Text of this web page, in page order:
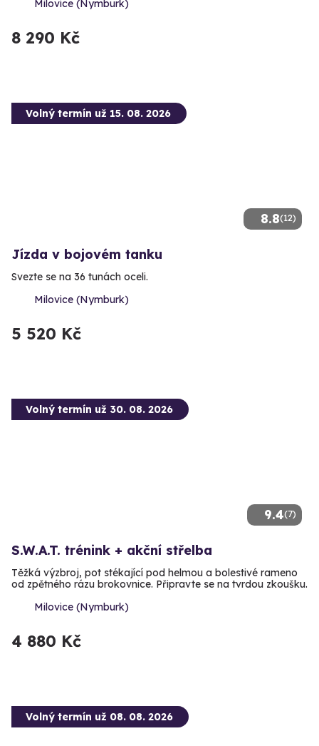
Milovice (Nymburk)
8 290 Kč
8.8(12)
Volný termín už 15. 08. 2026
Jízda v bojovém tanku
Svezte se na 36 tunách oceli.
Milovice (Nymburk)
5 520 Kč
9.4(7)
Volný termín už 30. 08. 2026
S.W.A.T. trénink + akční střelba
Těžká výzbroj, pot stékající pod helmou a bolestivé rameno
od zpětného rázu brokovnice. Připravte se na tvrdou zkoušku.
Milovice (Nymburk)
4 880 Kč
Volný termín už 08. 08. 2026